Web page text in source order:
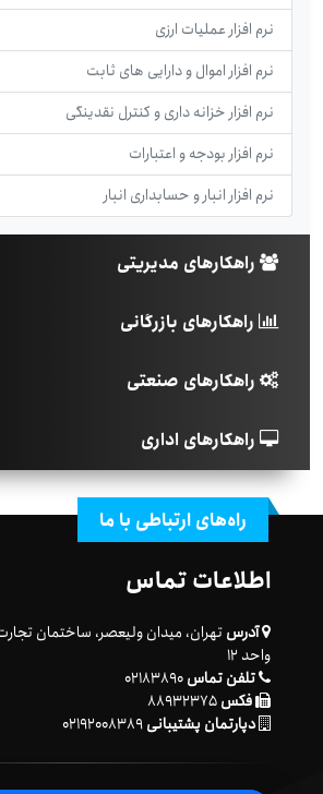
نرم افزار عملیات ارزی
نرم افزار اموال و دارایی های ثابت
نرم افزار خزانه داری و کنترل نقدینگی
نرم افزار بودجه و اعتبارات
نرم افزار انبار و حسابداری انبار
راهکارهای مدیریتی
راهکارهای بازرگانی
راهکارهای صنعتی
راهکارهای اداری
راه‌های ارتباطی با ما
اطلاعات تماس
آدرس
واحد ۱۲
تلفن تماس۰۲۱۸۳۸۹۰
فکس
دپارتمان پشتیبانی۰۲۱۹۲۰۰۸۳۸۹